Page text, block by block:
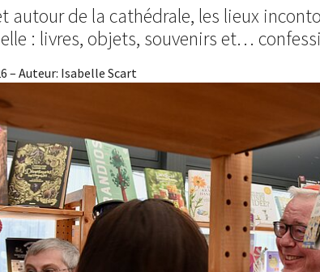
autour de la cathédrale, les lieux
: livres, objets, souvenirs et…
– Auteur: Isabelle Scart